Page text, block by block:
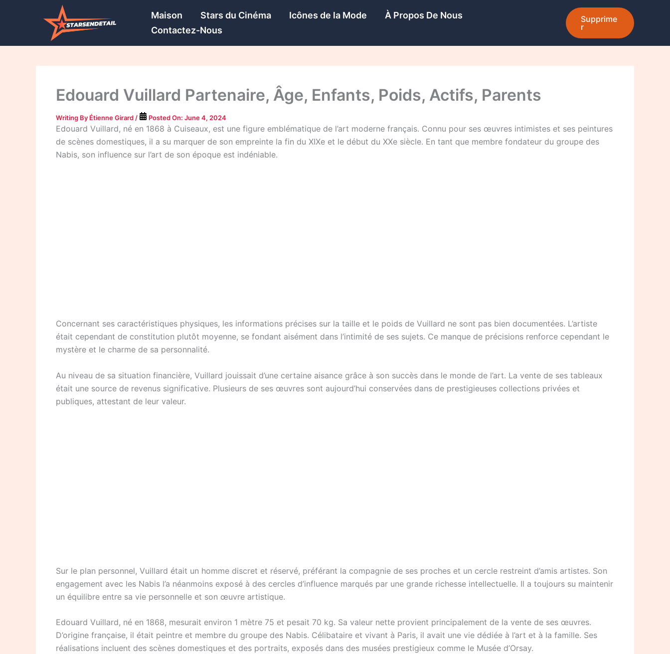
Maison Stars du Cinéma Icônes de la Mode
À Propos De Nous
Contactez-Nous
Supprime
r
Edouard Vuillard Partenaire, Âge, Enfants, Poids, Actifs, Parents
Writing By Étienne Girard / Posted On: June 4, 2024
Edouard Vuillard, né en 1868 à Cuiseaux, est une figure emblématique de l’art moderne français. Connu pour ses œuvres intimistes et ses peintures
de scènes domestiques, il a su marquer de son empreinte la fin du XIXe et le début du XXe siècle. En tant que membre fondateur du groupe des
Nabis, son influence sur l’art de son époque est indéniable.
Concernant ses caractéristiques physiques, les informations précises sur la taille et le poids de Vuillard ne sont pas bien documentées. L’artiste
était cependant de constitution plutôt moyenne, se fondant aisément dans l’intimité de ses sujets. Ce manque de précisions renforce cependant le
mystère et le charme de sa personnalité.
Au niveau de sa situation financière, Vuillard jouissait d’une certaine aisance grâce à son succès dans le monde de l’art. La vente de ses tableaux
était une source de revenus significative. Plusieurs de ses œuvres sont aujourd’hui conservées dans de prestigieuses collections privées et
publiques, attestant de leur valeur.
Sur le plan personnel, Vuillard était un homme discret et réservé, préférant la compagnie de ses proches et un cercle restreint d’amis artistes. Son
engagement avec les Nabis l’a néanmoins exposé à des cercles d’influence marqués par une grande richesse intellectuelle. Il a toujours su maintenir
un équilibre entre sa vie personnelle et son œuvre artistique.
Edouard Vuillard, né en 1868, mesurait environ 1 mètre 75 et pesait 70 kg. Sa valeur nette provient principalement de la vente de ses œuvres.
D’origine française, il était peintre et membre du groupe des Nabis. Célibataire et vivant à Paris, il avait une vie dédiée à l’art et à la famille. Ses
réalisations incluent des scènes domestiques et des portraits, exposés dans des musées prestigieux comme le Musée d’Orsay.